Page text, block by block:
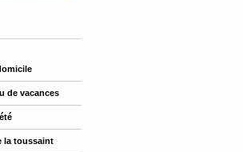
de vacances
la toussaint